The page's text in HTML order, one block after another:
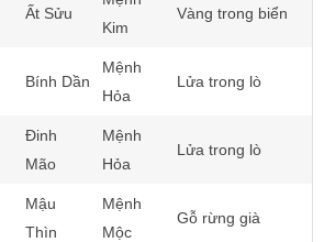
Ất Sửu
Kim
Vàng trong biển
Bính Dần
Mệnh
Hỏa
Lửa trong lò
Đinh
Mão
Mệnh
Hỏa
Lửa trong lò
Mậu
Thìn
Mệnh
Mộc
Gỗ rừng già